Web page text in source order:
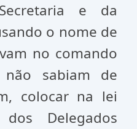
e da
o nome de
no comando
sabiam de
colocar na lei
Delegados